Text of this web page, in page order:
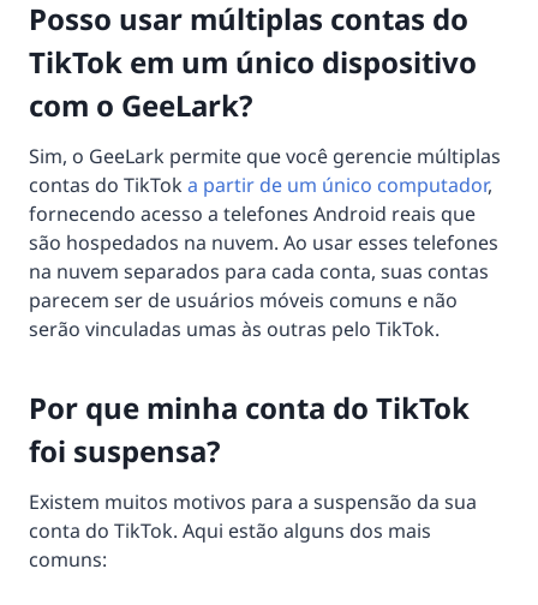
Posso usar múltiplas contas do
TikTok em um único dispositivo
com o GeeLark?
Sim, o GeeLark permite que você gerencie múltiplas
contas do TikTok a partir de um único computador,
fornecendo acesso a telefones Android reais que
são hospedados na nuvem. Ao usar esses telefones
na nuvem separados para cada conta, suas contas
parecem ser de usuários móveis comuns e não
serão vinculadas umas às outras pelo TikTok.
Por que minha conta do TikTok
foi suspensa?
Existem muitos motivos para a suspensão da sua
conta do TikTok. Aqui estão alguns dos mais
comuns: